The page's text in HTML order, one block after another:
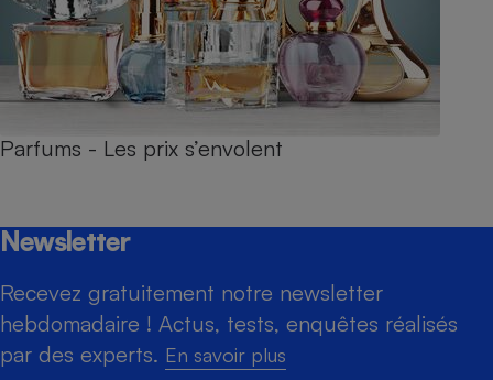
Parfums - Les prix s’envolent
Newsletter
Recevez gratuitement notre newsletter
hebdomadaire ! Actus, tests, enquêtes réalisés
par des experts. En savoir plus